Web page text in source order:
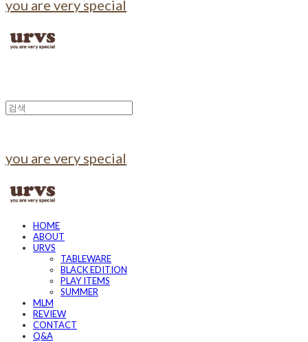
you are very special
you are very special
HOME
ABOUT
URVS
TABLEWARE
BLACK EDITION
PLAY ITEMS
SUMMER
MLM
REVIEW
CONTACT
Q&A